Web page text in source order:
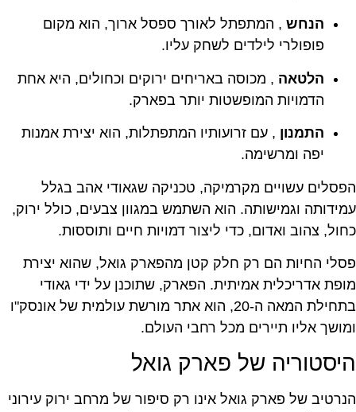
הנחש , המתפתל לאורך ספסל ארוך, הוא מקום
פופולרי לילדים לשחק עליו.
הלטאה , מכוסה באריחים ירוקים וכחולים, היא אחת
הדמויות המופשטות יותר בפארק.
התמנון , עם זרועותיו המתפתלות, הוא יצירת אמנות
יפה ומרשימה.
הפסלים עשויים מקרמיקה, טכניקה שגאודי אהב בגלל
עמידותה וגמישותה. הוא השתמש במגוון צבעים, כולל ירוק,
כחול, צהוב ואדום, כדי ליצור דמויות חיים ותוססות.
פסלי החיות הם רק חלק קטן מהפארק גואל, שהוא יצירת
מופת אדריכלית אמיתית. הפארק, שתוכנן על ידי גאודי
בתחילת המאה ה-20, הוא אתר מורשת עולמית של אונסק"ו
ומושך אליו תיירים מכל רחבי העולם.
היסטוריה של פארק גואל
הנרטיב של פארק גואל אינו רק סיפור של מרחב ירוק עירוני